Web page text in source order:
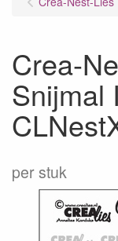
Crea-
Snijmal
per stuk